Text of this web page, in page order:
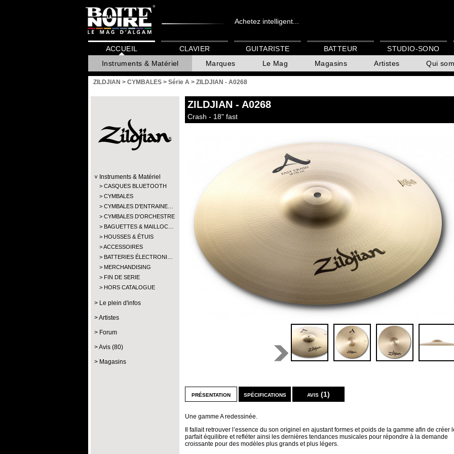
Achetez intelligent...
ACCUEIL
Instruments & Matériel
Marques Le Mag Magasins Artistes Qui
CLAVIER GUITARISTE BATTEUR STUDIO-SONO
ZILDJIAN > CYMBALES > Série A > ZILDJIAN - A0268
Instruments & Matériel
CASQUES BLUETOOTH
CYMBALES
CYMBALES D'ENTRAINE…
CYMBALES D'ORCHESTRE
BAGUETTES & MAILLOC…
HOUSSES & ÉTUIS
ACCESSOIRES
BATTERIES ÉLECTRONI…
MERCHANDISING
FIN DE SERIE
HORS CATALOGUE
Le plein d'infos
Artistes
Forum
Avis (80)
Magasins
ZILDJIAN - A0268
Crash - 18" fast
présentation
Une gamme A redessinée.
Il fallait retrouver l’essence du son originel en ajustant formes et poids de la gamme afin de créer
parfait équilibre et refléter ainsi les dernières tendances musicales pour répondre à la demande
croissante pour des modèles plus grands et plus légers.
spécifications avis (1)